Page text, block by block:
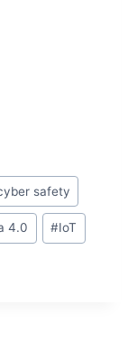
safety
4.0 #IoT